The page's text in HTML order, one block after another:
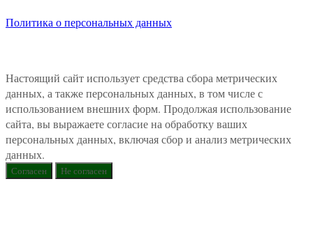
Политика о персональных данных
Настоящий сайт использует средства сбора метрических
данных, а также персональных данных, в том числе с
использованием внешних форм. Продолжая использование
сайта, вы выражаете согласие на обработку ваших
персональных данных, включая сбор и анализ метрических
данных.
Согласен Не согласен